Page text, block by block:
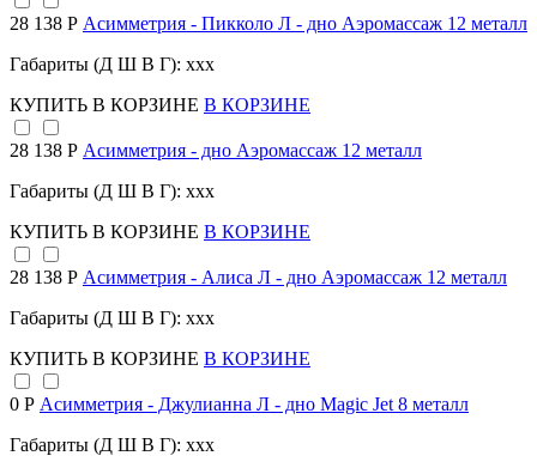
28 138 Р Асимметрия - Пикколо Л - дно Аэромассаж 12 металл
Габариты (Д Ш В Г): xxx
КУПИТЬ В КОРЗИНЕ В КОРЗИНЕ
28 138 Р Асимметрия - дно Аэромассаж 12 металл
Габариты (Д Ш В Г): xxx
КУПИТЬ В КОРЗИНЕ В КОРЗИНЕ
28 138 Р Асимметрия - Алиса Л - дно Аэромассаж 12 металл
Габариты (Д Ш В Г): xxx
КУПИТЬ В КОРЗИНЕ В КОРЗИНЕ
0 Р Асимметрия - Джулианна Л - дно Magic Jet 8 металл
Габариты (Д Ш В Г): xxx